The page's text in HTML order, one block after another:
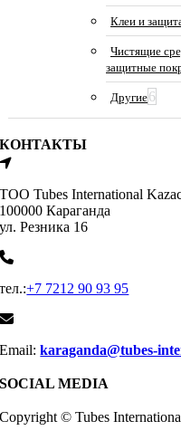
Клеи и
Чистящие
защитные
Другие6
КОНТАКТЫ
ТОО Tubes International
100000 Караганда
ул. Резника 16
тел.:+7 7212 90 93 95
Email:karaganda@tubes-
SOCIAL MEDIA
Copyright © Tubes